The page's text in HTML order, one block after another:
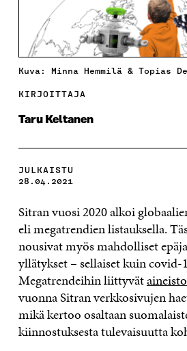
Kuva: Minna Hemmilä & Topias
KIRJOITTAJA
Taru Keltanen
JULKAISTU
28.04.2021
Sitran vuosi 2020 alkoi
eli megatrendien listauksella.
nousivat myös mahdolliset
yllätykset – sellaiset kuin covid-
Megatrendeihin liittyvät
vuonna Sitran verkkosivujen
mikä kertoo osaltaan
kiinnostuksesta tulevaisuutta